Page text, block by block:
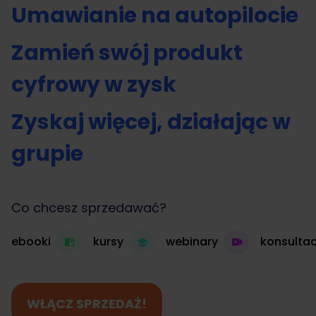
Umawianie na autopilocie
Zamień swój produkt
cyfrowy w zysk
Zyskaj więcej, działając w
grupie
Co chcesz sprzedawać?
ebooki kursy webinary
WŁĄCZ SPRZEDAŻ!